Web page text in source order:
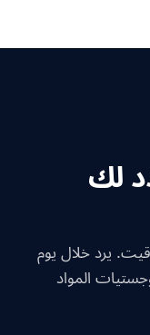
لك
يرد خلال يوم
المواد